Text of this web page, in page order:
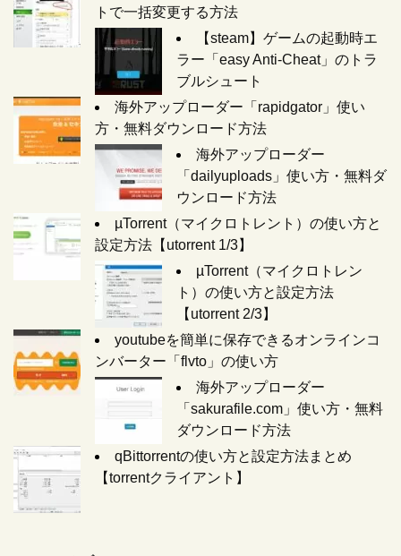
トで一括変更する方法
【steam】ゲームの起動時エ
ラー「easy Anti-Cheat」のトラ
ブルシュート
海外アップローダー「rapidgator」使い
方・無料ダウンロード方法
海外アップローダー
「dailyuploads」使い方・無料ダ
ウンロード方法
µTorrent（マイクロトレント）の使い方と
設定方法【utorrent 1/3】
µTorrent（マイクロトレン
ト）の使い方と設定方法
【utorrent 2/3】
youtubeを簡単に保存できるオンラインコ
ンバーター「flvto」の使い方
海外アップローダー
「sakurafile.com」使い方・無料
ダウンロード方法
qBittorrentの使い方と設定方法まとめ
【torrentクライアント】